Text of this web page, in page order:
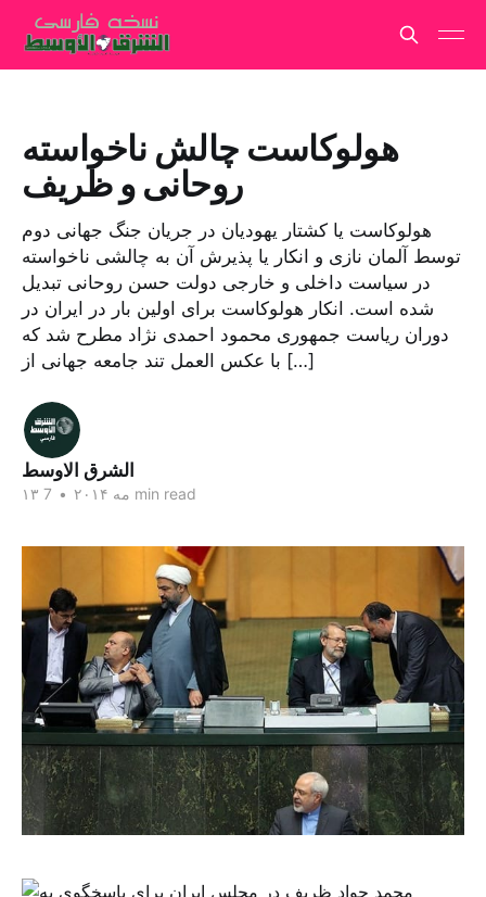
هولوکاست چالش ناخواسته
روحانى و ظریف
هولوکاست یا کشتار یهودیان در جریان جنگ جهانى دوم
توسط آلمان نازى و انکار یا پذیرش آن به چالشى ناخواسته
در سیاست داخلى و خارجى دولت حسن روحانى تبدیل
شده است. انکار هولوکاست براى اولین بار در ایران در
دوران ریاست جمهورى محمود احمدى نژاد مطرح شد که
با عکس العمل تند جامعه جهانى از […]
الشرق الاوسط
۱۳ مه ۲۰۱۴ • 7 min read